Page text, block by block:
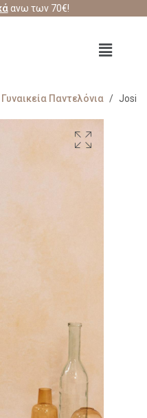
ανω των 70€!
Γυναικεία Παντελόνια / Josie